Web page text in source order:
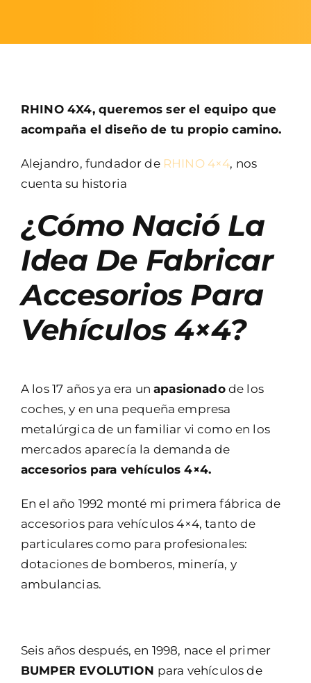
RHINO 4X4, queremos ser el equipo que
acompaña el diseño de tu propio camino.
Alejandro, fundador de RHINO 4×4, nos
cuenta su historia
¿Cómo Nació La
Idea De Fabricar
Accesorios Para
Vehículos 4×4?
A los 17 años ya era unapasionadode los
coches, y en una pequeña empresa
metalúrgica de un familiar vi como en los
mercados aparecía la demanda de
accesorios para vehículos 4×4.
En el año 1992 monté mi primera fábrica de
accesorios para vehículos 4×4, tanto de
particulares como para profesionales:
dotaciones de bomberos, minería, y
ambulancias.
Seis años después, en 1998, nace el primer
BUMPER EVOLUTION para vehículos de